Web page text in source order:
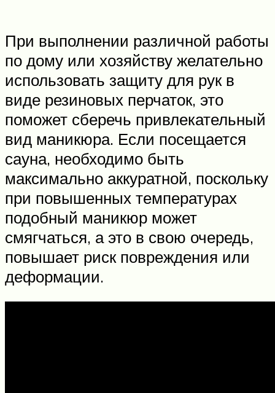
При выполнении различной работы
по дому или хозяйству желательно
использовать защиту для рук в
виде резиновых перчаток, это
поможет сберечь привлекательный
вид маникюра. Если посещается
сауна, необходимо быть
максимально аккуратной, поскольку
при повышенных температурах
подобный маникюр может
смягчаться, а это в свою очередь,
повышает риск повреждения или
деформации.